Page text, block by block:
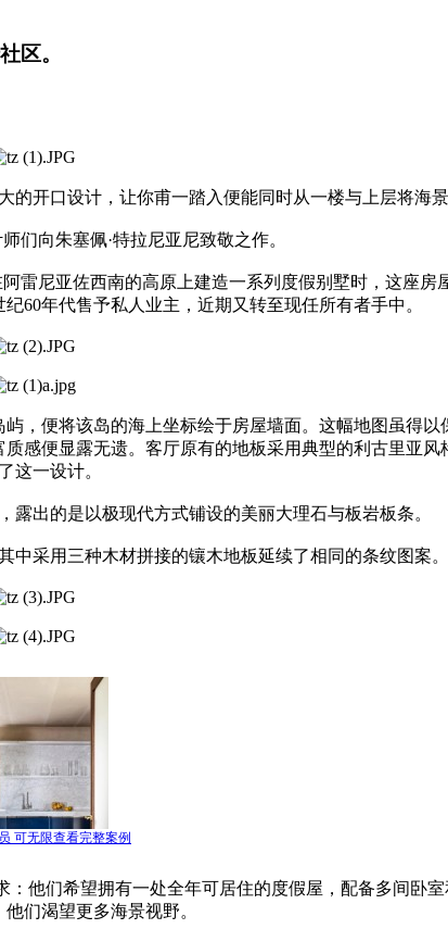
区。
开口设计，让你甫一踏入便能同时从一楼与上层将海景
们向朱塞佩·特拉尼亚尼致敬之作。
雷尼亚佐西南的高原上建造一系列度假别墅时，这座房
60年代售予私人业主，近期又转至现任所有者手中。
，便将该岛的海上坐标绘于房屋墙面。这幅地图虽得以
便显露无遗。客厅原有的地板采用典型的利古里亚风
这一设计。
露出的是以极现代方式铺设的美丽大理石与板岩板条。
采用三种木材拼接的镶木地板延续了相同的条纹图案。
可无限查看完整案例
他们希望拥有一处全年可居住的度假屋，配备多间卧
们渴望更多海景视野。